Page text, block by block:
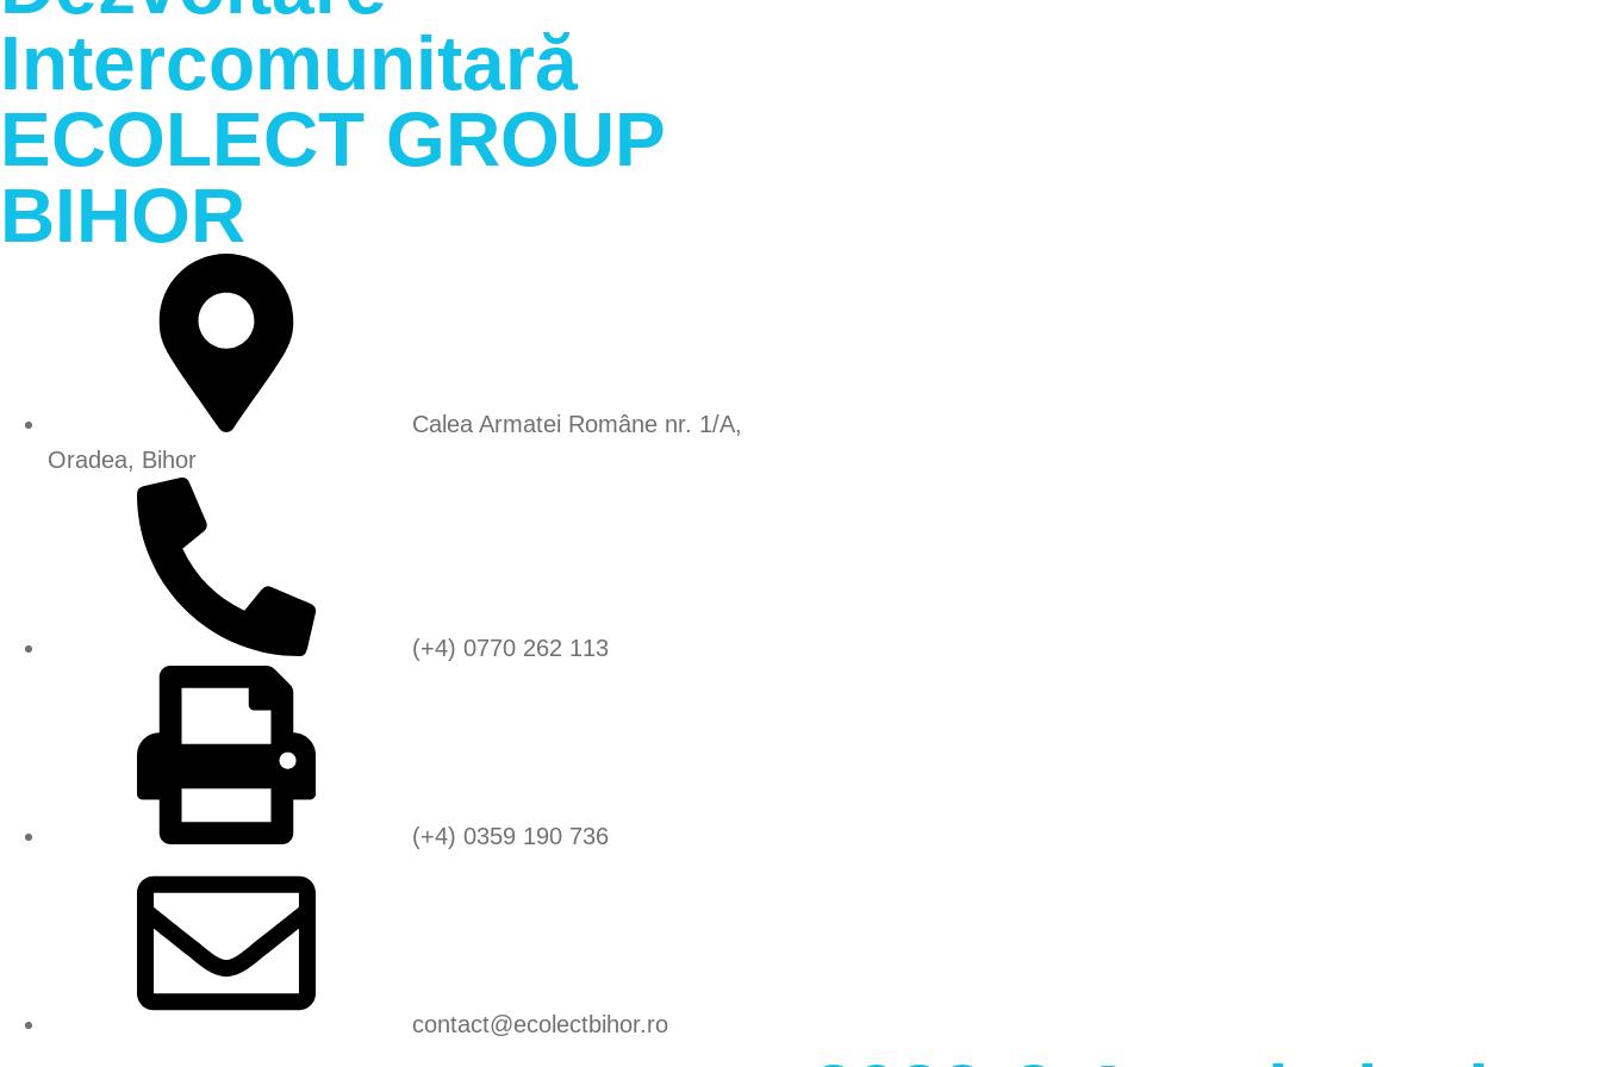
Intercomunitară
ECOLECT GROUP
BIHOR
Calea Armatei Române nr. 1/A,
Oradea, Bihor
(+4) 0770 262 113
(+4) 0359 190 736
contact@ecolectbihor.ro